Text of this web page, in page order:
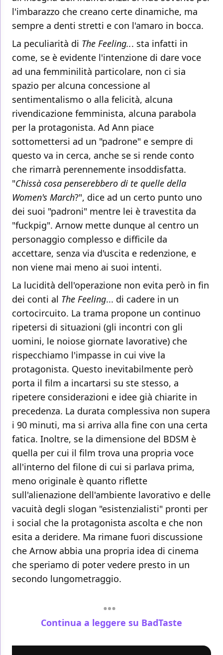
l'imbarazzo che creano certe dinamiche, ma
sempre a denti stretti e con l'amaro in bocca.
La peculiarità di The Feeling... sta infatti in
come, se è evidente l'intenzione di dare voce
ad una femminilità particolare, non ci sia
spazio per alcuna concessione al
sentimentalismo o alla felicità, alcuna
rivendicazione femminista, alcuna parabola
per la protagonista. Ad Ann piace
sottomettersi ad un "padrone" e sempre di
questo va in cerca, anche se si rende conto
che rimarrà perennemente insoddisfatta.
"Chissà cosa penserebbero di te quelle della
Women's March?", dice ad un certo punto uno
dei suoi "padroni" mentre lei è travestita da
"fuckpig". Arnow mette dunque al centro un
personaggio complesso e difficile da
accettare, senza via d'uscita e redenzione, e
non viene mai meno ai suoi intenti.
La lucidità dell'operazione non evita però in fin
dei conti al The Feeling... di cadere in un
cortocircuito. La trama propone un continuo
ripetersi di situazioni (gli incontri con gli
uomini, le noiose giornate lavorative) che
rispecchiamo l'impasse in cui vive la
protagonista. Questo inevitabilmente però
porta il film a incartarsi su ste stesso, a
ripetere considerazioni e idee già chiarite in
precedenza. La durata complessiva non supera
i 90 minuti, ma si arriva alla fine con una certa
fatica. Inoltre, se la dimensione del BDSM è
quella per cui il film trova una propria voce
all'interno del filone di cui si parlava prima,
meno originale è quanto riflette
sull'alienazione dell'ambiente lavorativo e delle
vacuità degli slogan "esistenzialisti" pronti per
i social che la protagonista ascolta e che non
esita a deridere. Ma rimane fuori discussione
che Arnow abbia una propria idea di cinema
che speriamo di poter vedere presto in un
secondo lungometraggio.
Continua a leggere su BadTaste